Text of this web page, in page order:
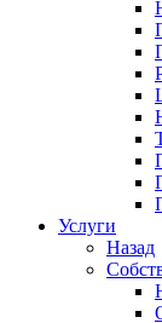
Услуги
Назад